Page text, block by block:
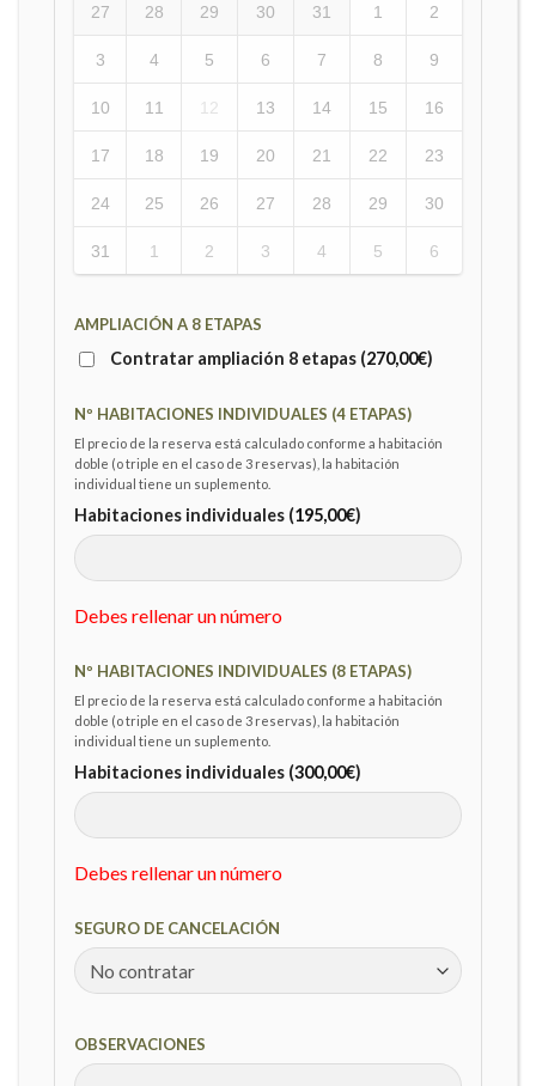
27 28 29 30 31 1 2
3 4 5 6 7 8 9
10 11 12 13 14 15 16
17 18 19 20 21 22 23
24 25 26 27 28 29 30
31 1 2 3 4 5 6
AMPLIACIÓN A 8 ETAPAS
Contratar ampliación 8 etapas (270,00€)
Nº HABITACIONES INDIVIDUALES (4 ETAPAS)
El precio de la reserva está calculado conforme a habitación
doble (o triple en el caso de 3 reservas), la habitación
individual tiene un suplemento.
Habitaciones individuales (195,00€)
Debes rellenar un número
Nº HABITACIONES INDIVIDUALES (8 ETAPAS)
El precio de la reserva está calculado conforme a habitación
doble (o triple en el caso de 3 reservas), la habitación
individual tiene un suplemento.
Habitaciones individuales (300,00€)
Debes rellenar un número
SEGURO DE CANCELACIÓN
OBSERVACIONES